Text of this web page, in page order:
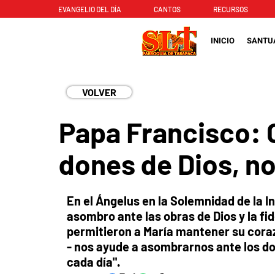
EVANGELIO DEL DÍA CANTOS RECURSOS
INICIO
VOLVER
Papa Francisco:
dones de Dios,
En el Ángelus en la Solemnidad de la
asombro ante las obras de Dios y la
permitieron a María mantener su
- nos ayude a asombrarnos ante los
cada día".